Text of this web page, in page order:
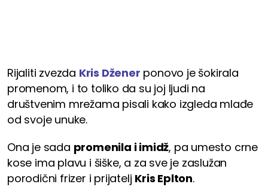
Rijaliti zvezda Kris Džener ponovo je šokirala
promenom, i to toliko da su joj ljudi na
društvenim mrežama pisali kako izgleda mlađe
od svoje unuke.
Ona je sada promenila i imidž, pa umesto crne
kose ima plavu i šiške, a za sve je zaslužan
porodični frizer i prijatelj Kris Eplton.